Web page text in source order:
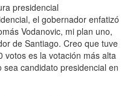
presidencial
el gobernador enfatizó
Vodanovic, mi plan uno,
de Santiago. Creo que tuve
votos es la votación más alta
candidato presidencial en